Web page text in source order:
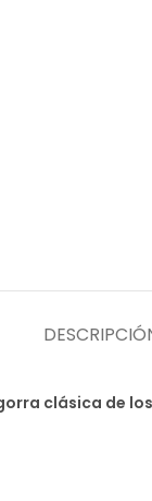
clásica de